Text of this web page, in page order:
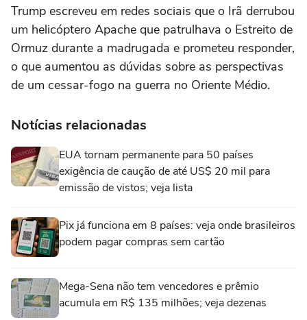
Trump escreveu em redes sociais que o Irã derrubou
um ⁠helicóptero Apache que patrulhava o Estreito de
Ormuz durante a madrugada e ‌prometeu responder,
o que aumentou as dúvidas sobre as perspectivas
de um cessar-fogo na guerra no Oriente Médio.
Notícias relacionadas
EUA tornam permanente para 50 países
exigência de caução de até US$ 20 mil para
emissão de vistos; veja lista
Pix já funciona em 8 países: veja onde brasileiros
podem pagar compras sem cartão
Mega-Sena não tem vencedores e prêmio
acumula em R$ 135 milhões; veja dezenas